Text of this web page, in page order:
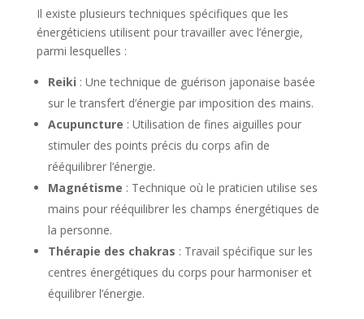
Il existe plusieurs techniques spécifiques que les
énergéticiens utilisent pour travailler avec l’énergie,
parmi lesquelles :
Reiki : Une technique de guérison japonaise basée
sur le transfert d’énergie par imposition des mains.
Acupuncture : Utilisation de fines aiguilles pour
stimuler des points précis du corps afin de
rééquilibrer l’énergie.
Magnétisme : Technique où le praticien utilise ses
mains pour rééquilibrer les champs énergétiques de
la personne.
Thérapie des chakras : Travail spécifique sur les
centres énergétiques du corps pour harmoniser et
équilibrer l’énergie.